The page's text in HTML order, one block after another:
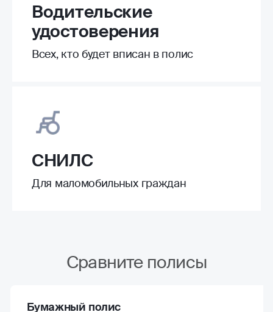
Водительские
удостоверения
Всех, кто будет вписан в полис
СНИЛС
Для маломобильных граждан
Сравните полисы
Бумажный полис